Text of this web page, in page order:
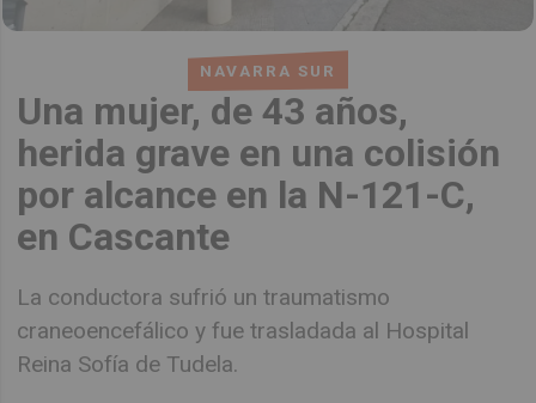
NAVARRA SUR
Una mujer, de 43 años,
herida grave en una colisión
por alcance en la N-121-C,
en Cascante
La conductora sufrió un traumatismo
craneoencefálico y fue trasladada al Hospital
Reina Sofía de Tudela.